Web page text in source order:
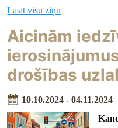
Lasīt visu ziņu
Aicinām
drošības
10.10.2024 - 04.11.2024